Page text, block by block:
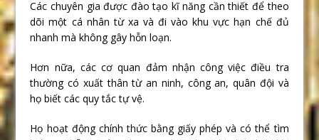
Các chuyên gia được đào tạo kĩ năng cần thiết để theo
dõi một cá nhân từ xa và đi vào khu vực hạn chế đủ
nhanh mà không gây hỗn loạn.
Hơn nữa, các cơ quan đảm nhận công việc điều tra
thường có xuất thân từ an ninh, công an, quân đội và
họ biết các quy tắc tự vệ.
Họ hoạt động chính thức bằng giấy phép và có thể tìm